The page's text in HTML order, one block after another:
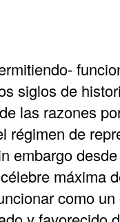
siglos de
las razones
régimen de
embargo
máxima
como